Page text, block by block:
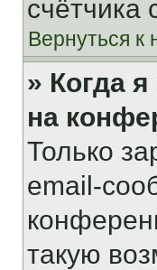
счётчика
Вернуться к
» Когда
на
Только
email-
такую